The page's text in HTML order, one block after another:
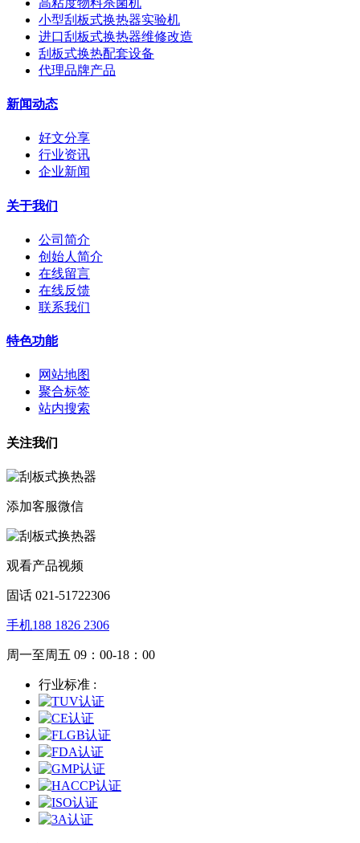
小型刮板式换热器实验机
进口刮板式换热器维修改造
刮板式换热配套设备
代理品牌产品
新闻动态
好文分享
行业资讯
企业新闻
关于我们
公司简介
创始人简介
在线留言
在线反馈
联系我们
特色功能
网站地图
聚合标签
站内搜索
关注我们
添加客服微信
观看产品视频
固话 021-51722306
手机188 1826 2306
周一至周五 09：00-18：00
行业标准 :